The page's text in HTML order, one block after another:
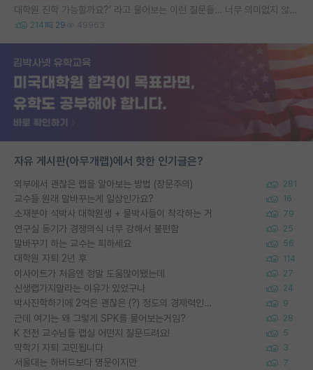
대학원 진학 가능할까요?’ 라고 물어보는 이런 질문들… 너무 의미없지 않나요?
214 29 49963
자유 게시판(아무개랩)에서 핫한 인기글은?
외부에서 괜찮은 랩을 알아보는 방법 (장문주의) 281
교수들 원래 말바꾸는게 일상인가요? 16
소재분야 석박사 대학원생 + 물박사들이 착각하는 거 79
연구실 동기가 경쟁의식 너무 강해서 불편함 25
말바꾸기 하는 교수는 피하세요 56
대학원 자퇴 2년 후 114
이사이트가 처음엔 정말 도움많이됐는데 27
신생랩가지말라는 이유가 있었구나 24
박사진학하기에 2억은 괜찮은 (?) 정도의 경제력인가요 9
근데 여기는 왜 그렇게 SPK를 물어보는거임? 28
K 전전 교수님들 랩실 어떤지 질문드려요! 5
막학기 자퇴 고민됩니다 3
서울대는 하버드보다 명문이지만 7